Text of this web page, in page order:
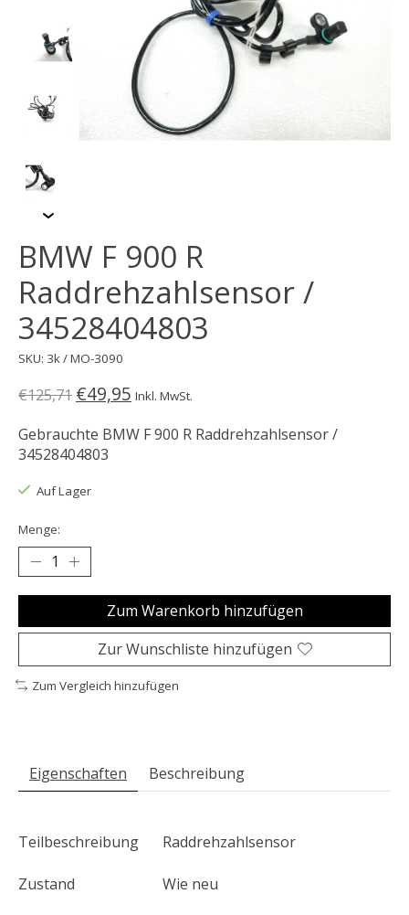
BMW F 900 R
Raddrehzahlsensor /
34528404803
SKU: 3k / MO-3090
€125,71 €49,95 Inkl. MwSt.
Gebrauchte BMW F 900 R Raddrehzahlsensor /
34528404803
Auf Lager
Menge:
Zum Warenkorb hinzufügen
Zur Wunschliste hinzufügen
Zum Vergleich hinzufügen
Eigenschaften Beschreibung
Teilbeschreibung Raddrehzahlsensor
Zustand Wie neu